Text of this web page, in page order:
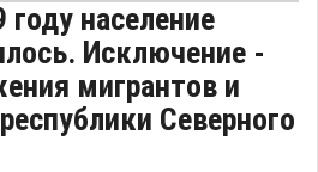
году население
Исключение -
мигрантов и
Северного